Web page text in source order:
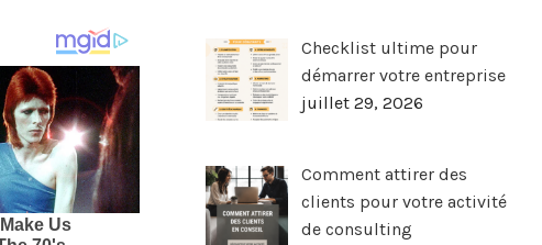
Checklist ultime pour
démarrer votre entreprise
juillet 29, 2026
Comment attirer des
clients pour votre activité
de consulting